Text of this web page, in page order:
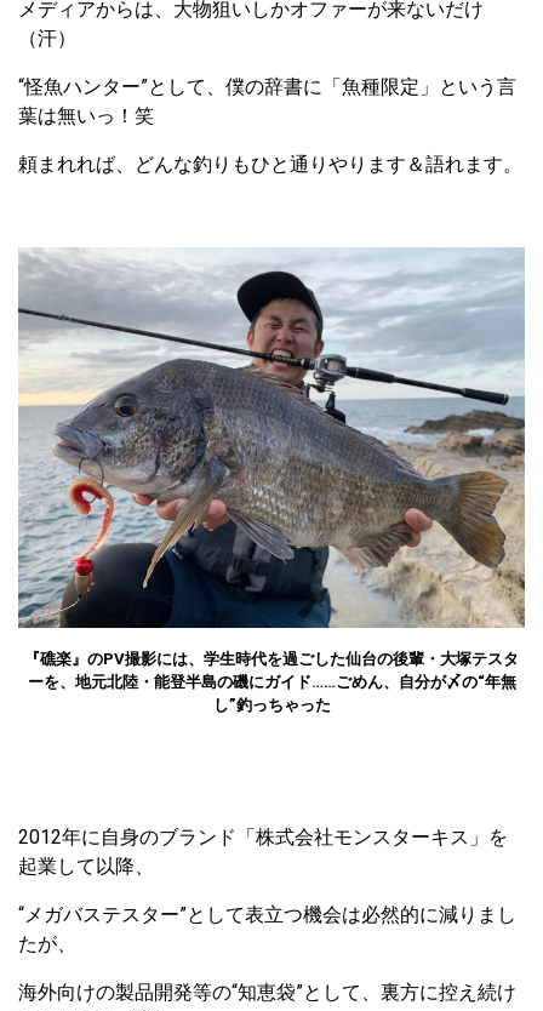
メディアからは、大物狙いしかオファーが来ないだけ
（汗）
“怪魚ハンター”として、僕の辞書に「魚種限定」という言
葉は無いっ！笑
頼まれれば、どんな釣りもひと通りやります＆語れます。
『礁楽』のPV撮影には、学生時代を過ごした仙台の後輩・大塚テスタ
ーを、地元北陸・能登半島の磯にガイド……ごめん、自分が〆の“年無
し”釣っちゃった
2012年に自身のブランド「株式会社モンスターキス」を
起業して以降、
“メガバステスター”として表立つ機会は必然的に減りまし
たが、
海外向けの製品開発等の“知恵袋”として、裏方に控え続け